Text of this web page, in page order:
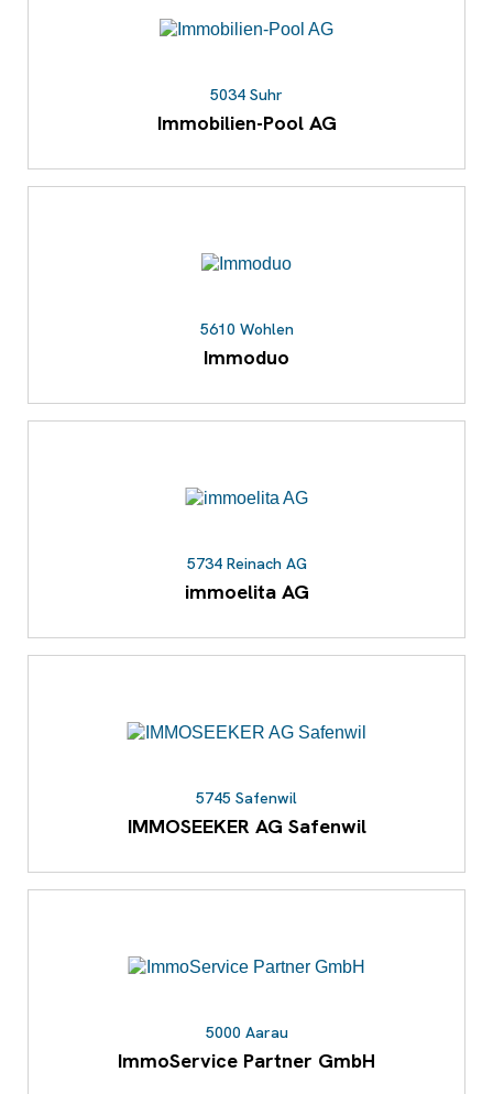
5034 Suhr
Immobilien-Pool AG
5610 Wohlen
Immoduo
5734 Reinach AG
immoelita AG
5745 Safenwil
IMMOSEEKER AG Safenwil
5000 Aarau
ImmoService Partner GmbH